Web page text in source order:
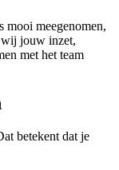
mooi meegenomen,
wij jouw inzet,
met het team
betekent dat je